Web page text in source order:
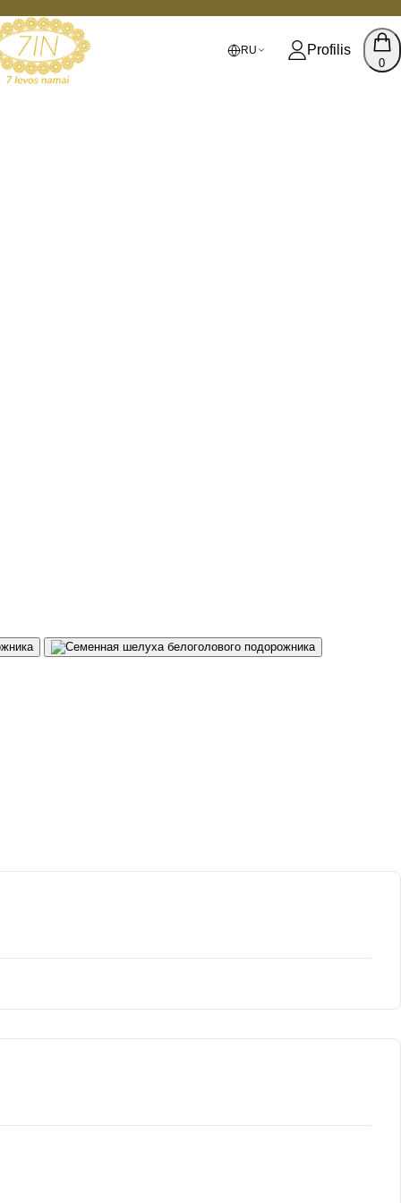
RU Profilis
0